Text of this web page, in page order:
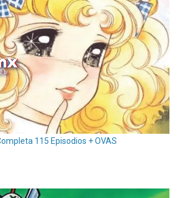
115 Episodios + OVAS